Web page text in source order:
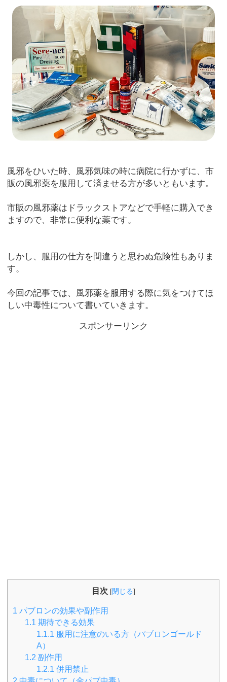
風邪をひいた時、風邪気味の時に病院に行かずに、市
販の風邪薬を服用して済ませる方が多いともいます。
市販の風邪薬はドラックストアなどで手軽に購入でき
ますので、非常に便利な薬です。
しかし、服用の仕方を間違うと思わぬ危険性もありま
す。
今回の記事では、風邪薬を服用する際に気をつけてほ
しい中毒性について書いていきます。
スポンサーリンク
目次 [閉じる]
1 パブロンの効果や副作用
1.1 期待できる効果
1.1.1 服用に注意のいる方（パブロンゴールド
A）
1.2 副作用
1.2.1 併用禁止